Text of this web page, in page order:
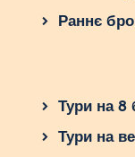
Раннє
Тури на 8
Тури на